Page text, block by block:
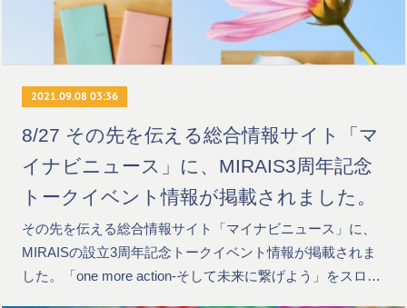
2021.09.08 03:36
8/27 その先を伝える総合情報サイト「マ
イナビニュース」に、MIRAIS3周年記念
トークイベント情報が掲載されました。
その先を伝える総合情報サイト「マイナビニュース」に、
MIRAISの設立3周年記念トークイベント情報が掲載されま
した。「one more action-そして未来に繋げよう」をスロ…